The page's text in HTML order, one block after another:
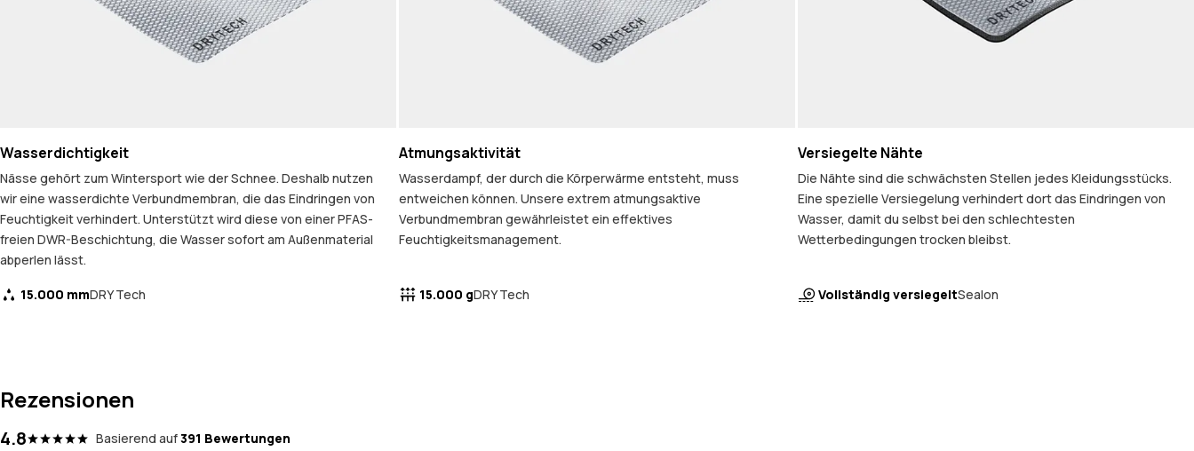
Wasserdichtigkeit
Nässe gehört zum Wintersport wie der Schnee. Deshalb nutzen
wir eine wasserdichte Verbundmembran, die das Eindringen von
Feuchtigkeit verhindert. Unterstützt wird diese von einer PFAS-
freien DWR-Beschichtung, die Wasser sofort am Außenmaterial
abperlen lässt.
15.000 mmDRY Tech
Atmungsaktivität
Wasserdampf, der durch die Körperwärme entsteht, muss
entweichen können. Unsere extrem atmungsaktive
Verbundmembran gewährleistet ein effektives
Feuchtigkeitsmanagement.
15.000 gDRY Tech
Versiegelte Nähte
Die Nähte sind die schwächsten Stellen jedes Kleidungsstücks.
Eine spezielle Versiegelung verhindert dort das Eindringen von
Wasser, damit du selbst bei den schlechtesten
Wetterbedingungen trocken bleibst.
Vollständig versiegeltSealon
Rezensionen
4.8 Basierend auf391 Bewertungen